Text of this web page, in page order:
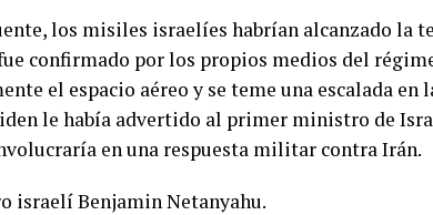
los misiles israelíes habrían alcanzado la
confirmado por los propios medios del
el espacio aéreo y se teme una escalada en
le había advertido al primer ministro de
en una respuesta militar contra Irán.
israelí Benjamin Netanyahu.